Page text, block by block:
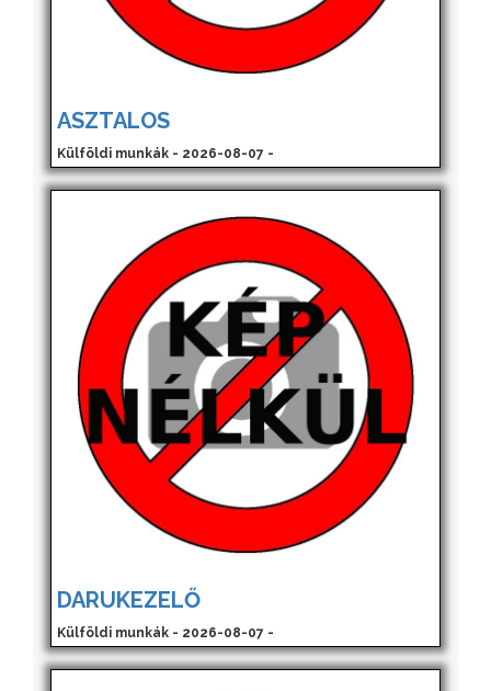
ASZTALOS
Külföldi munkák - 2026-08-07 -
DARUKEZELŐ
Külföldi munkák - 2026-08-07 -